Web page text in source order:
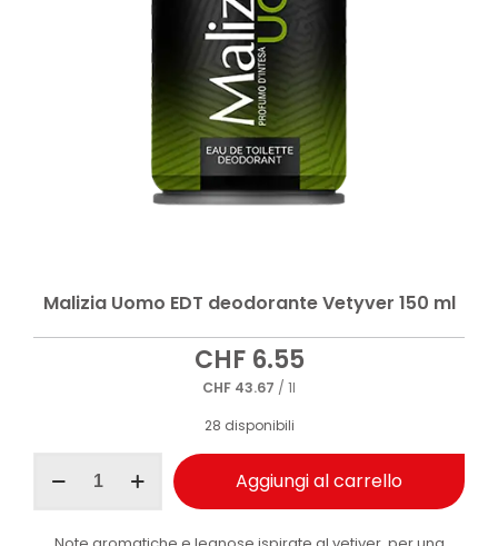
Malizia Uomo EDT deodorante Vetyver 150 ml
CHF6.55
CHF 43.67 / 1l
28 disponibili
Uomo
Aggiungi al carrello